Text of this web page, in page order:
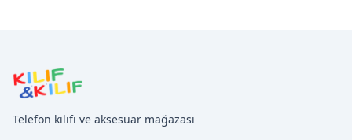
Telefon kılıfı ve aksesuar mağazası